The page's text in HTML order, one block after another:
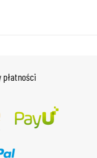
płatności